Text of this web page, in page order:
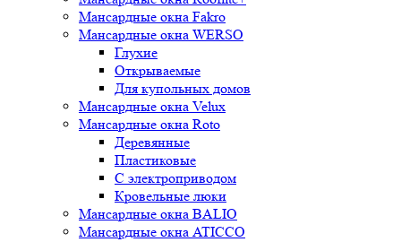
Мансардные окна Fakro
Мансардные окна WERSO
Глухие
Открываемые
Для купольных домов
Мансардные окна Velux
Мансардные окна Roto
Деревянные
Пластиковые
С электроприводом
Кровельные люки
Мансардные окна BALIO
Мансардные окна ATICCO